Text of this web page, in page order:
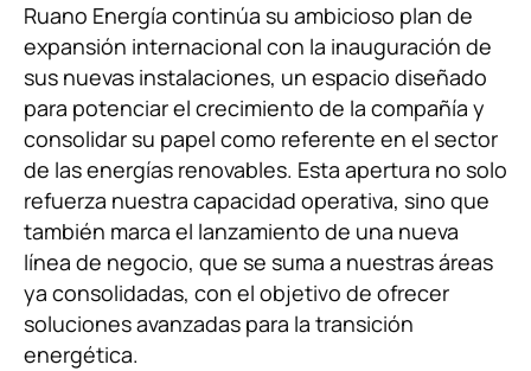
Ruano Energía continúa su ambicioso plan de
expansión internacional con la inauguración de
sus nuevas instalaciones, un espacio diseñado
para potenciar el crecimiento de la compañía y
consolidar su papel como referente en el sector
de las energías renovables. Esta apertura no solo
refuerza nuestra capacidad operativa, sino que
también marca el lanzamiento de una nueva
línea de negocio, que se suma a nuestras áreas
ya consolidadas, con el objetivo de ofrecer
soluciones avanzadas para la transición
energética.